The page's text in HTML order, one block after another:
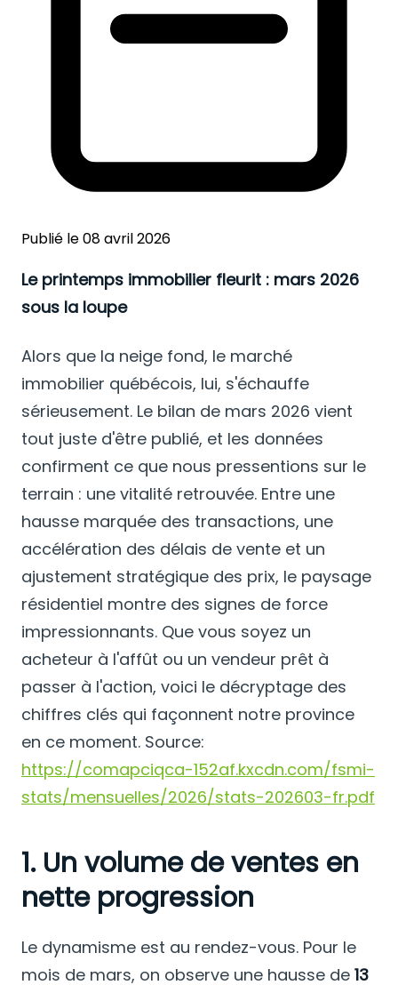
Publié le 08 avril 2026
Le printemps immobilier fleurit : mars 2026
sous la loupe
Alors que la neige fond, le marché
immobilier québécois, lui, s'échauffe
sérieusement. Le bilan de mars 2026 vient
tout juste d'être publié, et les données
confirment ce que nous pressentions sur le
terrain : une vitalité retrouvée. Entre une
hausse marquée des transactions, une
accélération des délais de vente et un
ajustement stratégique des prix, le paysage
résidentiel montre des signes de force
impressionnants. Que vous soyez un
acheteur à l'affût ou un vendeur prêt à
passer à l'action, voici le décryptage des
chiffres clés qui façonnent notre province
en ce moment. Source:
https://comapciqca-152af.kxcdn.com/fsmi-
stats/mensuelles/2026/stats-202603-fr.pdf
1. Un volume de ventes en
nette progression
Le dynamisme est au rendez-vous. Pour le
mois de mars, on observe une hausse de 13